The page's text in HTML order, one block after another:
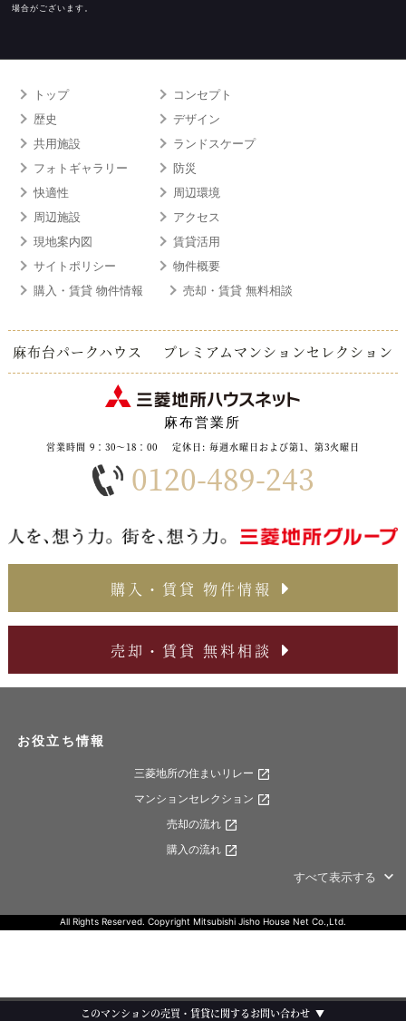
場合がございます。
トップ
コンセプト
歴史
デザイン
共用施設
ランドスケープ
フォトギャラリー
防災
快適性
周辺環境
周辺施設
アクセス
現地案内図
賃貸活用
サイトポリシー
物件概要
購入・賃貸 物件情報
売却・賃貸 無料相談
麻布台パークハウス プレミアムマンションセレクション
麻布営業所
営業時間 9：30～18：00 定休日: 毎週水曜日および第1、第3火曜日
0120-489-243
購入・賃貸 物件情報
売却・賃貸 無料相談
お役立ち情報
三菱地所の住まいリレー
マンションセレクション
売却の流れ
購入の流れ
すべて表示する
All Rights Reserved. Copyright Mitsubishi Jisho House Net Co.,Ltd.
このマンションの売買・賃貸に関するお問い合わせ ▼